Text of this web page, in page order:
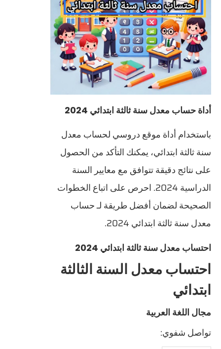
أداة حساب معدل سنة ثالثة ابتدائي 2024
باستخدام أداة موقع دروسي لحساب معدل
سنة ثالثة ابتدائي، يمكنك التأكد من الحصول
على نتائج دقيقة تتوافق مع معايير السنة
الدراسية 2024. احرص على اتباع الخطوات
الصحيحة لضمان أفضل طريقة لـ حساب
معدل سنة ثالثة ابتدائي 2024.
احتساب معدل سنة ثالثة ابتدائي 2024
احتساب معدل السنة الثالثة
ابتدائي
مجال اللغة العربية
تواصل شفوي: